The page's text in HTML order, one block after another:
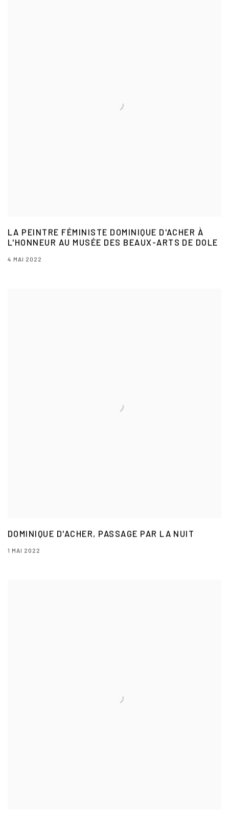
LA PEINTRE FÉMINISTE DOMINIQUE D'ACHER À
L'HONNEUR AU MUSÉE DES BEAUX-ARTS DE DOLE
4 MAI 2022
DOMINIQUE D'ACHER, PASSAGE PAR LA NUIT
1 MAI 2022